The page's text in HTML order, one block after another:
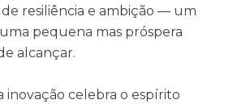
resiliência e ambição — um
pequena mas próspera
alcançar.
inovação celebra o espírito